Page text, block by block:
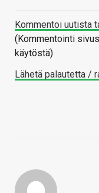
Kommentoi uutista
(Kommentointi
käytöstä)
Lähetä palautetta /